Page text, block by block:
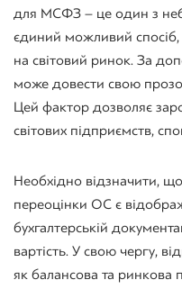
для МСФЗ – це один з
єдиний можливий
на світовий ринок. За
може довести свою
Цей фактор дозволяє
світових підприємств,
Необхідно відзначити,
переоцінки ОС є
бухгалтерській
вартість. У свою чергу,
як балансова та